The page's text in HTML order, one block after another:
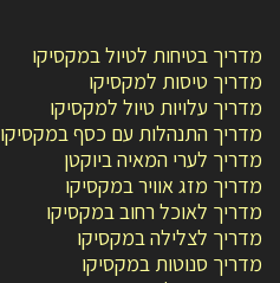
מדריך בטיחות לטיול במקסיקו
מדריך טיסות למקסיקו
מדריך עלויות טיול למקסיקו
מדריך התנהלות עם כסף במקסיקו
מדריך לערי המאיה ביוקטן
מדריך מזג אוויר במקסיקו
מדריך לאוכל רחוב במקסיקו
מדריך לצלילה במקסיקו
מדריך סנוטות במקסיקו